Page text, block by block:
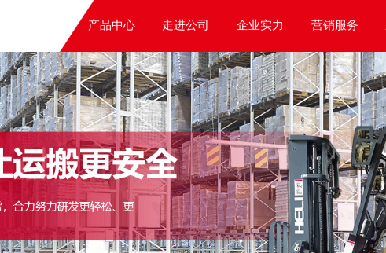
产品中心 走进公司 企业实力 营销服务